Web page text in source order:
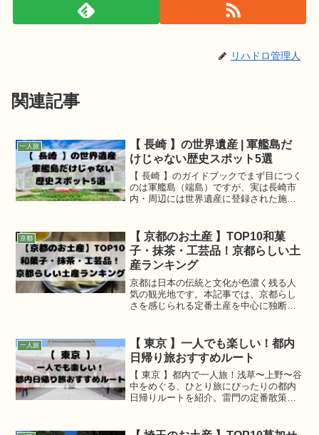
リハドロ管理人
関連記事
一人旅
【 長崎 】の世界遺産 | 軍艦島だ
けじゃない歴史スポット5選
【 長崎 】のガイドブックでまず目につく
のは軍艦島（端島）ですが、実は長崎市
内・周辺には世界遺産に登録された施設
長崎の歴史スポットをモデルコースとと
もに紹介します。
京都
【 京都のお土産 】TOP10和菓
子・抹茶・工芸品！京都らしい土
産ランキング
京都は日本の伝統と文化が色濃く残る人
気の観光地です。本記事では、京都らし
さを感じられる定番土産を中心に独断で
限られた滞在時間を有効に使えるような
内容になっていますので、ぜひ参考にし
てみてください。
一人旅
【 東京 】一人でも楽しい！都内
日帰り旅おすすめルート
【 東京 】都内で一人旅！浅草〜上野〜谷
中をめぐる、ひとり旅にぴったりの都内
日帰りルートを紹介。雷門の定番散策、
実際に立ち寄りたいスポットやおすすめ